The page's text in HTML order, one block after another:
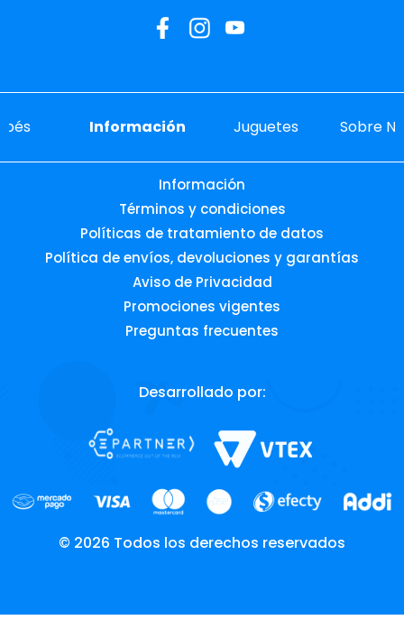
Información Juguetes Sobre
Información
Términos y condiciones
Políticas de tratamiento de datos
Política de envíos, devoluciones y garantías
Aviso de Privacidad
Promociones vigentes
Preguntas frecuentes
Desarrollado por:
© 2026 Todos los derechos reservados